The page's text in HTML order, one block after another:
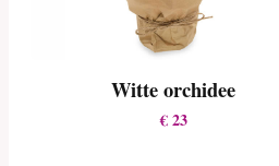
Witte orchidee
€ 23